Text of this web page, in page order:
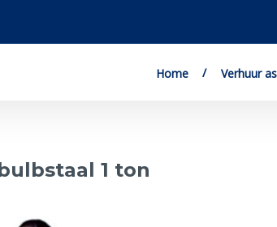
Home Verhuur
1 ton